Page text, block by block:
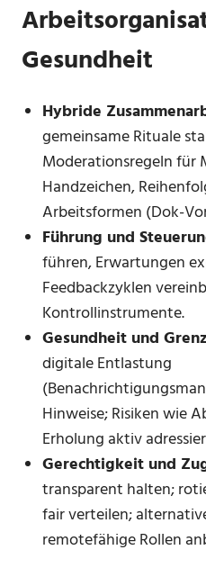
Gesundheit
Hybride
gemeinsame Rituale
Moderationsregeln für
Handzeichen,
Arbeitsformen (Dok-
Führung und
führen, Erwartungen
Feedbackzyklen
Kontrollinstrumente.
Gesundheit und
digitale Entlastung
Hinweise; Risiken wie
Erholung aktiv
Gerechtigkeit und
transparent halten;
fair verteilen;
remotefähige Rollen